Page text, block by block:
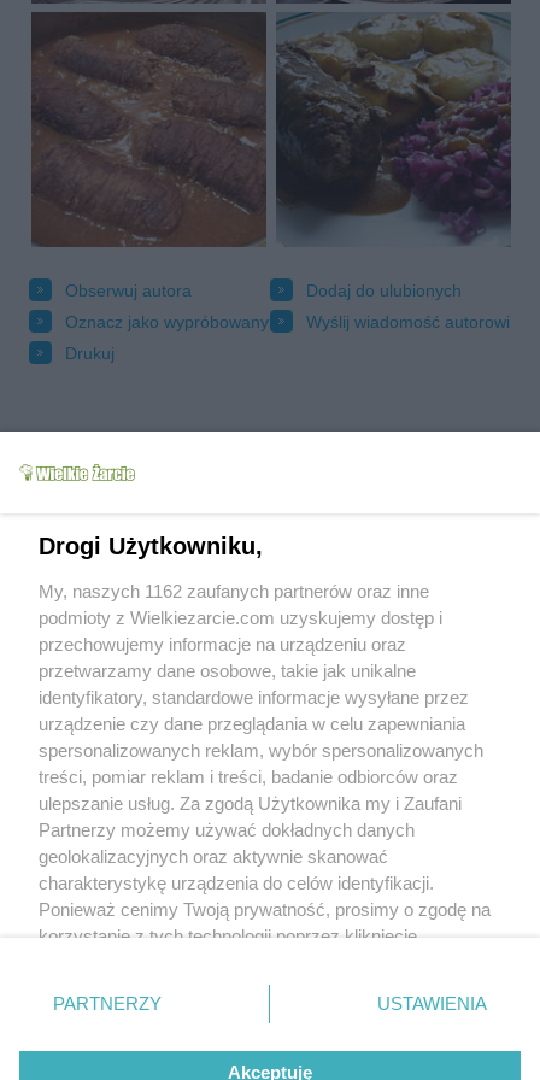
Obserwuj autora
Dodaj do ulubionych
Oznacz jako wypróbowany
Wyślij wiadomość autorowi
Drukuj
Grupy: Kuchnie narodów Kuchnia polska
Drób
Tagi:
roladki rolady śląskie rolady
sos
więcej tagów
Zobacz wszystkie komentarze (
gabigold (2012-03-04 18:10)
Bardzo fajne te roladki, tez próbuje z czym
sie da, np z miesem mielonym, albo z
masełkiem i posypane mocno koperkiem,
dają niesamowity aromacik:) polecam
Napisz do nas Regulamin
Drogi Użytkowniku,
My, naszych 1162 zaufanych partnerów oraz inne
podmioty z Wielkiezarcie.com uzyskujemy dostęp i
przechowujemy informacje na urządzeniu oraz
przetwarzamy dane osobowe, takie jak unikalne
identyfikatory, standardowe informacje wysyłane przez
urządzenie czy dane przeglądania w celu zapewniania
spersonalizowanych reklam, wybór spersonalizowanych
treści, pomiar reklam i treści, badanie odbiorców oraz
ulepszanie usług. Za zgodą Użytkownika my i Zaufani
Partnerzy możemy używać dokładnych danych
geolokalizacyjnych oraz aktywnie skanować
charakterystykę urządzenia do celów identyfikacji.
Ponieważ cenimy Twoją prywatność, prosimy o zgodę na
korzystanie z tych technologii poprzez kliknięcie
zmienić/wycofać klikając przycisk ustawień prywatności
znajdujący się w lewym dolnym rogu strony
rodzaje przetwarzania danych nie wymagają zgody
użytkownika, ale masz prawo sprzeciwić się takiemu
PARTNERZY USTAWIENIA
Akceptuję